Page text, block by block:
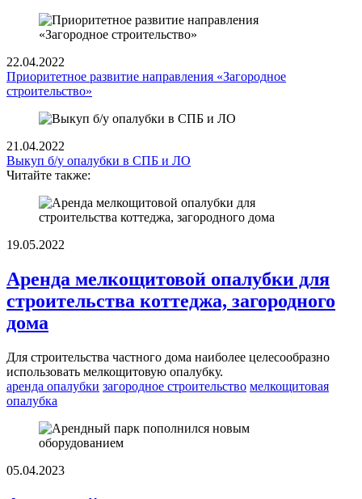
22.04.2022
Приоритетное развитие направления «Загородное
строительство»
21.04.2022
Выкуп б/у опалубки в СПБ и ЛО
Читайте также:
19.05.2022
Аренда мелкощитовой опалубки для
строительства коттеджа, загородного
дома
Для строительства частного дома наиболее целесообразно
использовать мелкощитовую опалубку.
аренда опалубки загородное строительство мелкощитовая
опалубка
05.04.2023